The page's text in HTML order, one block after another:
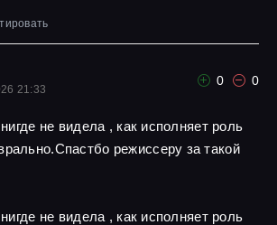
21:33
0 0
не видела , как исполняет роль
режиссеру за такой
не видела , как исполняет роль